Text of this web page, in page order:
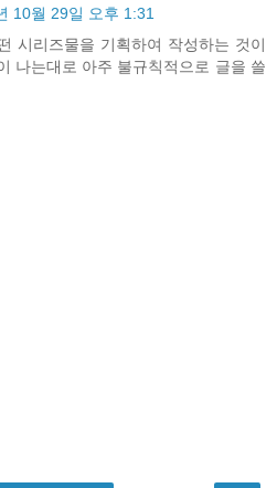
10월 29일 오후 1:31
시리즈물을 기획하여 작성하는 것이
나는대로 아주 불규칙적으로 글을 쓸